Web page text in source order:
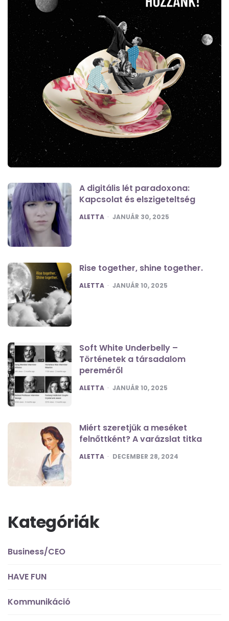
A digitális lét paradoxona:
Kapcsolat és elszigeteltség
POSTED
ALETTA JANUÁR 30, 2025
Rise together, shine together.
POSTED
ALETTA JANUÁR 10, 2025
Soft White Underbelly –
Történetek a társadalom
pereméről
POSTED
ALETTA JANUÁR 10, 2025
Miért szeretjük a meséket
felnőttként? A varázslat titka
POSTED
ALETTA DECEMBER 28, 2024
Kategóriák
Business/CEO
HAVE FUN
Kommunikáció